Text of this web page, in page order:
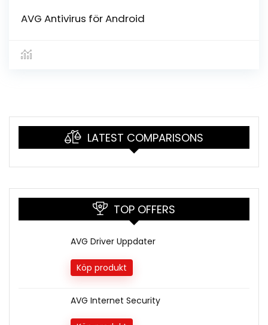
AVG Antivirus för Android
LATEST COMPARISONS
TOP OFFERS
AVG Driver Uppdater
Köp produkt
AVG Internet Security